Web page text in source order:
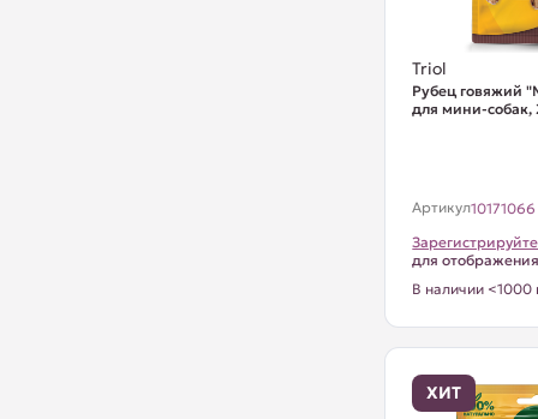
Triol
Рубец говяжий
для мини-собак,
Артикул10171066
для
В наличии <1000
ХИТ